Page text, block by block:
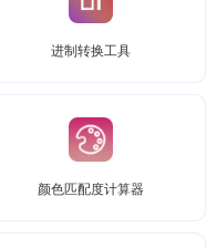
进制转换工具
颜色匹配度计算器